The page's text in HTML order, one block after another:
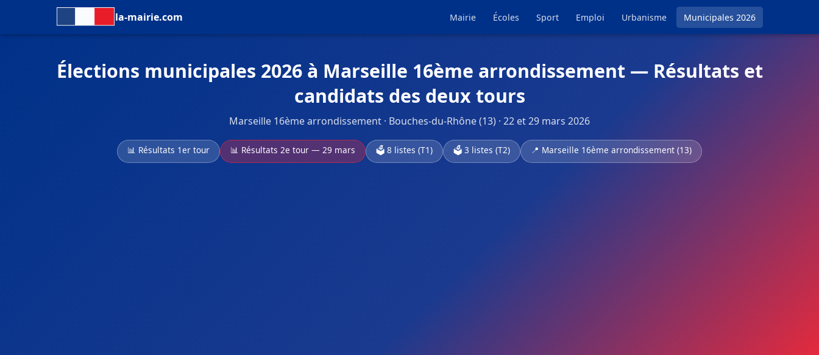
la-mairie.com Mairie Écoles Sport Emploi Urbanisme Municipales 2026
Élections municipales 2026 à Marseille 16ème arrondissement — Résultats et
candidats des deux tours
Marseille 16ème arrondissement · Bouches-du-Rhône (13) · 22 et 29 mars 2026
📊 Résultats 1er tour 📊 Résultats 2e tour — 29 mars 🗳️ 8 listes (T1) 🗳️ 3 listes (T2) 📍 Marseille 16ème arrondissement (13)